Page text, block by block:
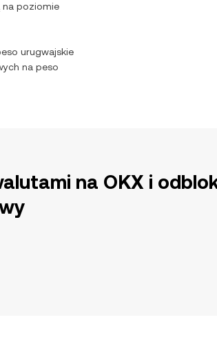
na poziomie
urugwajskie
na peso
na OKX i